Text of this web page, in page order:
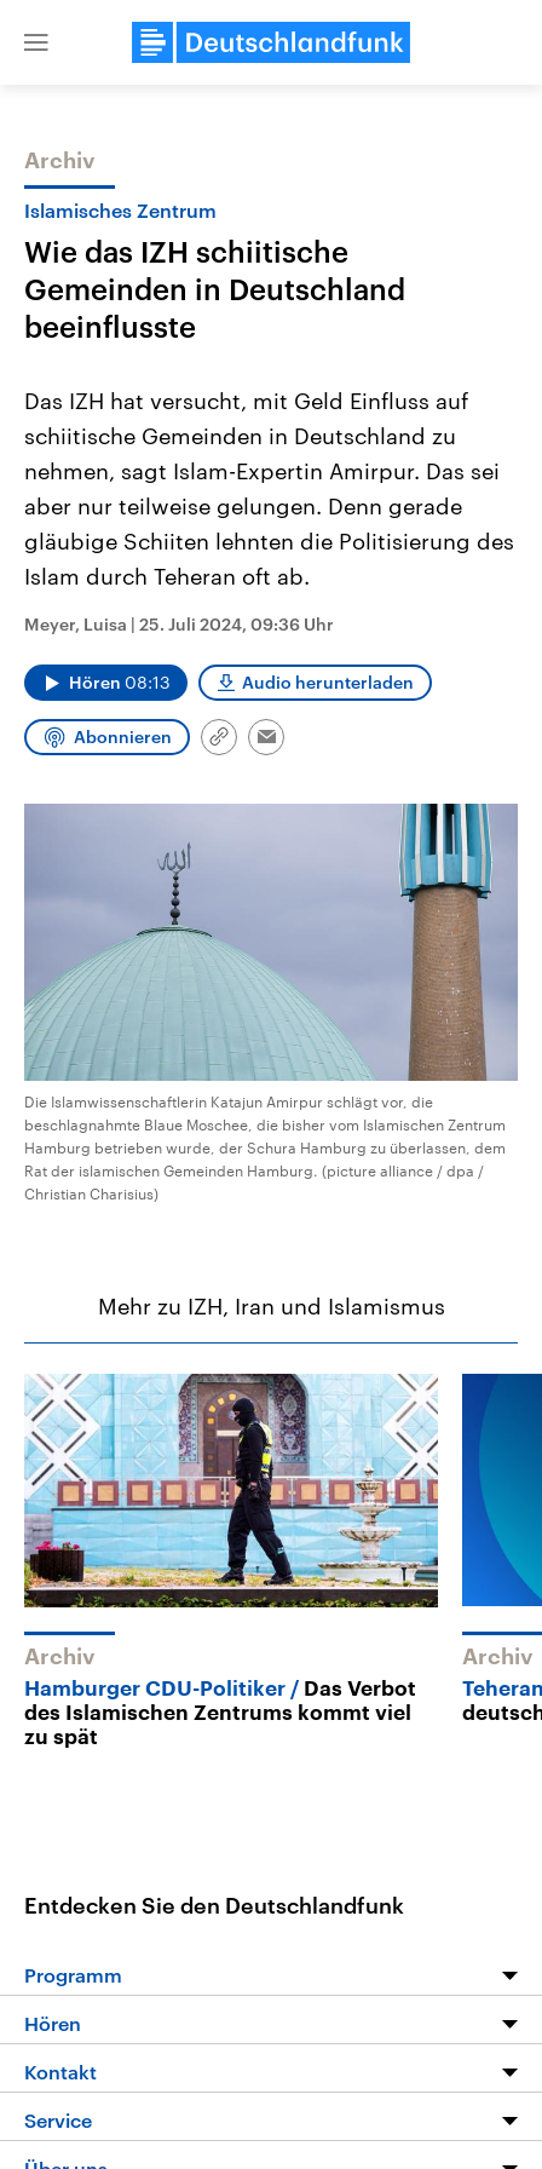
Close
Themen
2026
Alle Informationen
Sachsen-Anhalt wählt am 6.
September 2026 einen neuen
Landtag. Seit 2021 wird das
Bundesland von einer Koalition aus
CDU, SPD und FDP regiert.-
Umfragen, Prognosen,
und Hintergründe zu den Parteien
und Kandidaten der anstehenden
Aktuelle Beiträge,
Hintergründe
Wirtschaftlich und
gehören die Vereinigten
den mächtigsten Ländern
mit großem Einfluss auf
aktuelle Weltgeschehen.
Audio-Archiv
Archiv
Islamisches Zentrum
Wie das IZH schiitische
Gemeinden in Deutschland
beeinflusste
Das IZH hat versucht, mit Geld Einfluss auf
schiitische Gemeinden in Deutschland zu
nehmen, sagt Islam-Expertin Amirpur. Das sei
aber nur teilweise gelungen. Denn gerade
gläubige Schiiten lehnten die Politisierung des
Islam durch Teheran oft ab.
Meyer, Luisa | 25. Juli 2024, 09:36 Uhr
Hören 08:13 Audio herunterladen
Abonnieren
Link
Email
Die Islamwissenschaftlerin Katajun Amirpur schlägt vor, die
beschlagnahmte Blaue Moschee, die bisher vom Islamischen Zentrum
Hamburg betrieben wurde, der Schura Hamburg zu überlassen, dem
Rat der islamischen Gemeinden Hamburg. (picture alliance / dpa /
Christian Charisius)
Mehr zu IZH, Iran und Islamismus
Archiv
Hamburger CDU-Politiker
Das Verbot
des Islamischen Zentrums kommt viel
zu spät
Archiv
Entdecken Sie den Deutschlandfunk
Programm
Programm
Die Nachrichten
Nachrichtenleicht
Hören
Livestream
Podcasts
Kontakt
Hörerservice
Service
FAQ